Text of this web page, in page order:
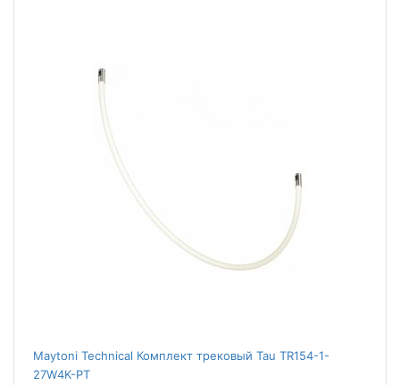
Maytoni Technical Комплект трековый Tau TR154-1-
27W4K-PT